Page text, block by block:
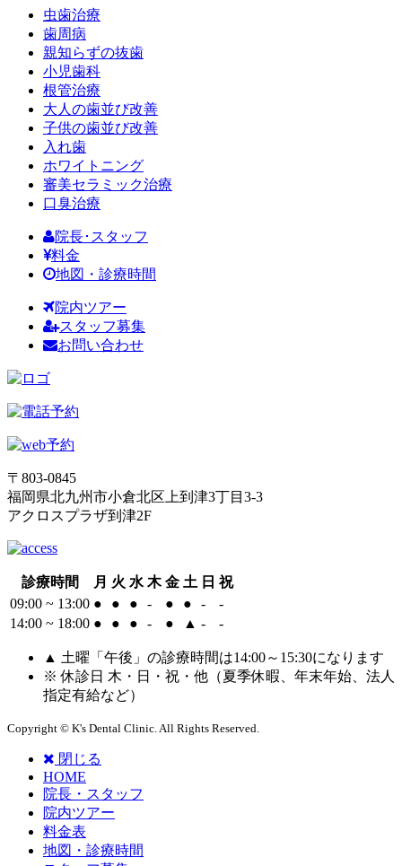
虫歯治療
歯周病
親知らずの抜歯
小児歯科
根管治療
大人の歯並び改善
子供の歯並び改善
入れ歯
ホワイトニング
審美セラミック治療
口臭治療
院長･スタッフ
料金
地図・診療時間
院内ツアー
スタッフ募集
お問い合わせ
〒803-0845
福岡県北九州市小倉北区上到津3丁目3-3
アクロスプラザ到津2F
診療時間 月 火 水 木 金 土 日 祝
09:00 ~ 13:00 ● ● ● - ● ● -
-
14:00 ~ 18:00 ● ● ● - ● ▲ - -
▲ 土曜「午後」の診療時間は14:00～15:30になります
※ 休診日 木・日・祝・他（夏季休暇、年末年始、法人
指定有給など）
Copyright © K's Dental Clinic. All Rights Reserved.
閉じる
HOME
院長・スタッフ
院内ツアー
料金表
地図・診療時間